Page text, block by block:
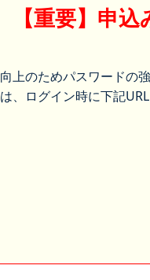
【重要】申
上のためパスワードの
、ログイン時に下記